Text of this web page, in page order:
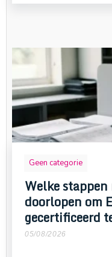
Geen categorie
Welke stappen
doorlopen om
gecertificeerd
05/08/2026